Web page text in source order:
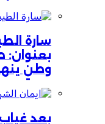
سارة
بعنوان:
وطنٍ
بعد